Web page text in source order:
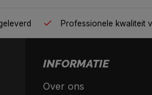
Voor 95% direct uit voorraad geleverd
INFORMATIE
Over ons